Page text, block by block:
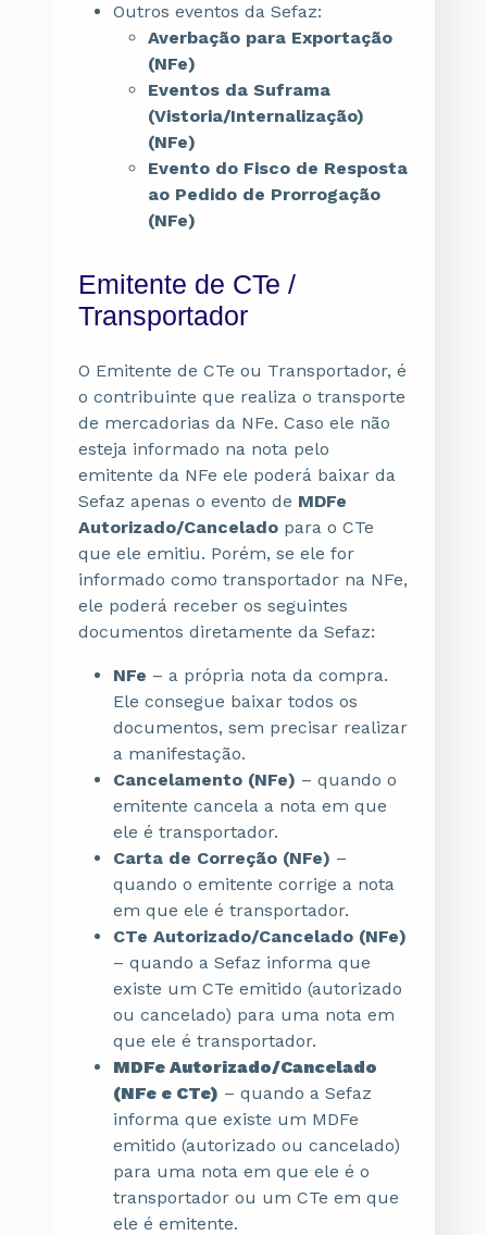
Outros eventos da Sefaz:
Averbação para Exportação
(NFe)
Eventos da Suframa
(Vistoria/Internalização)
(NFe)
Evento do Fisco de Resposta
ao Pedido de Prorrogação
(NFe)
Emitente de CTe /
Transportador
O Emitente de CTe ou Transportador, é
o contribuinte que realiza o transporte
de mercadorias da NFe. Caso ele não
esteja informado na nota pelo
emitente da NFe ele poderá baixar da
Sefaz apenas o evento de MDFe
Autorizado/Cancelado para o CTe
que ele emitiu. Porém, se ele for
informado como transportador na NFe,
ele poderá receber os seguintes
documentos diretamente da Sefaz:
NFe – a própria nota da compra.
Ele consegue baixar todos os
documentos, sem precisar realizar
a manifestação.
Cancelamento (NFe) – quando o
emitente cancela a nota em que
ele é transportador.
Carta de Correção (NFe) –
quando o emitente corrige a nota
em que ele é transportador.
CTe Autorizado/Cancelado (NFe)
– quando a Sefaz informa que
existe um CTe emitido (autorizado
ou cancelado) para uma nota em
que ele é transportador.
MDFe Autorizado/Cancelado
(NFe e CTe) – quando a Sefaz
informa que existe um MDFe
emitido (autorizado ou cancelado)
para uma nota em que ele é o
transportador ou um CTe em que
ele é emitente.